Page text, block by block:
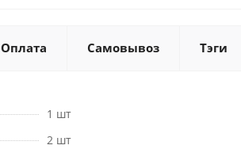
Оплата Самовывоз Тэги
1 шт
2 шт